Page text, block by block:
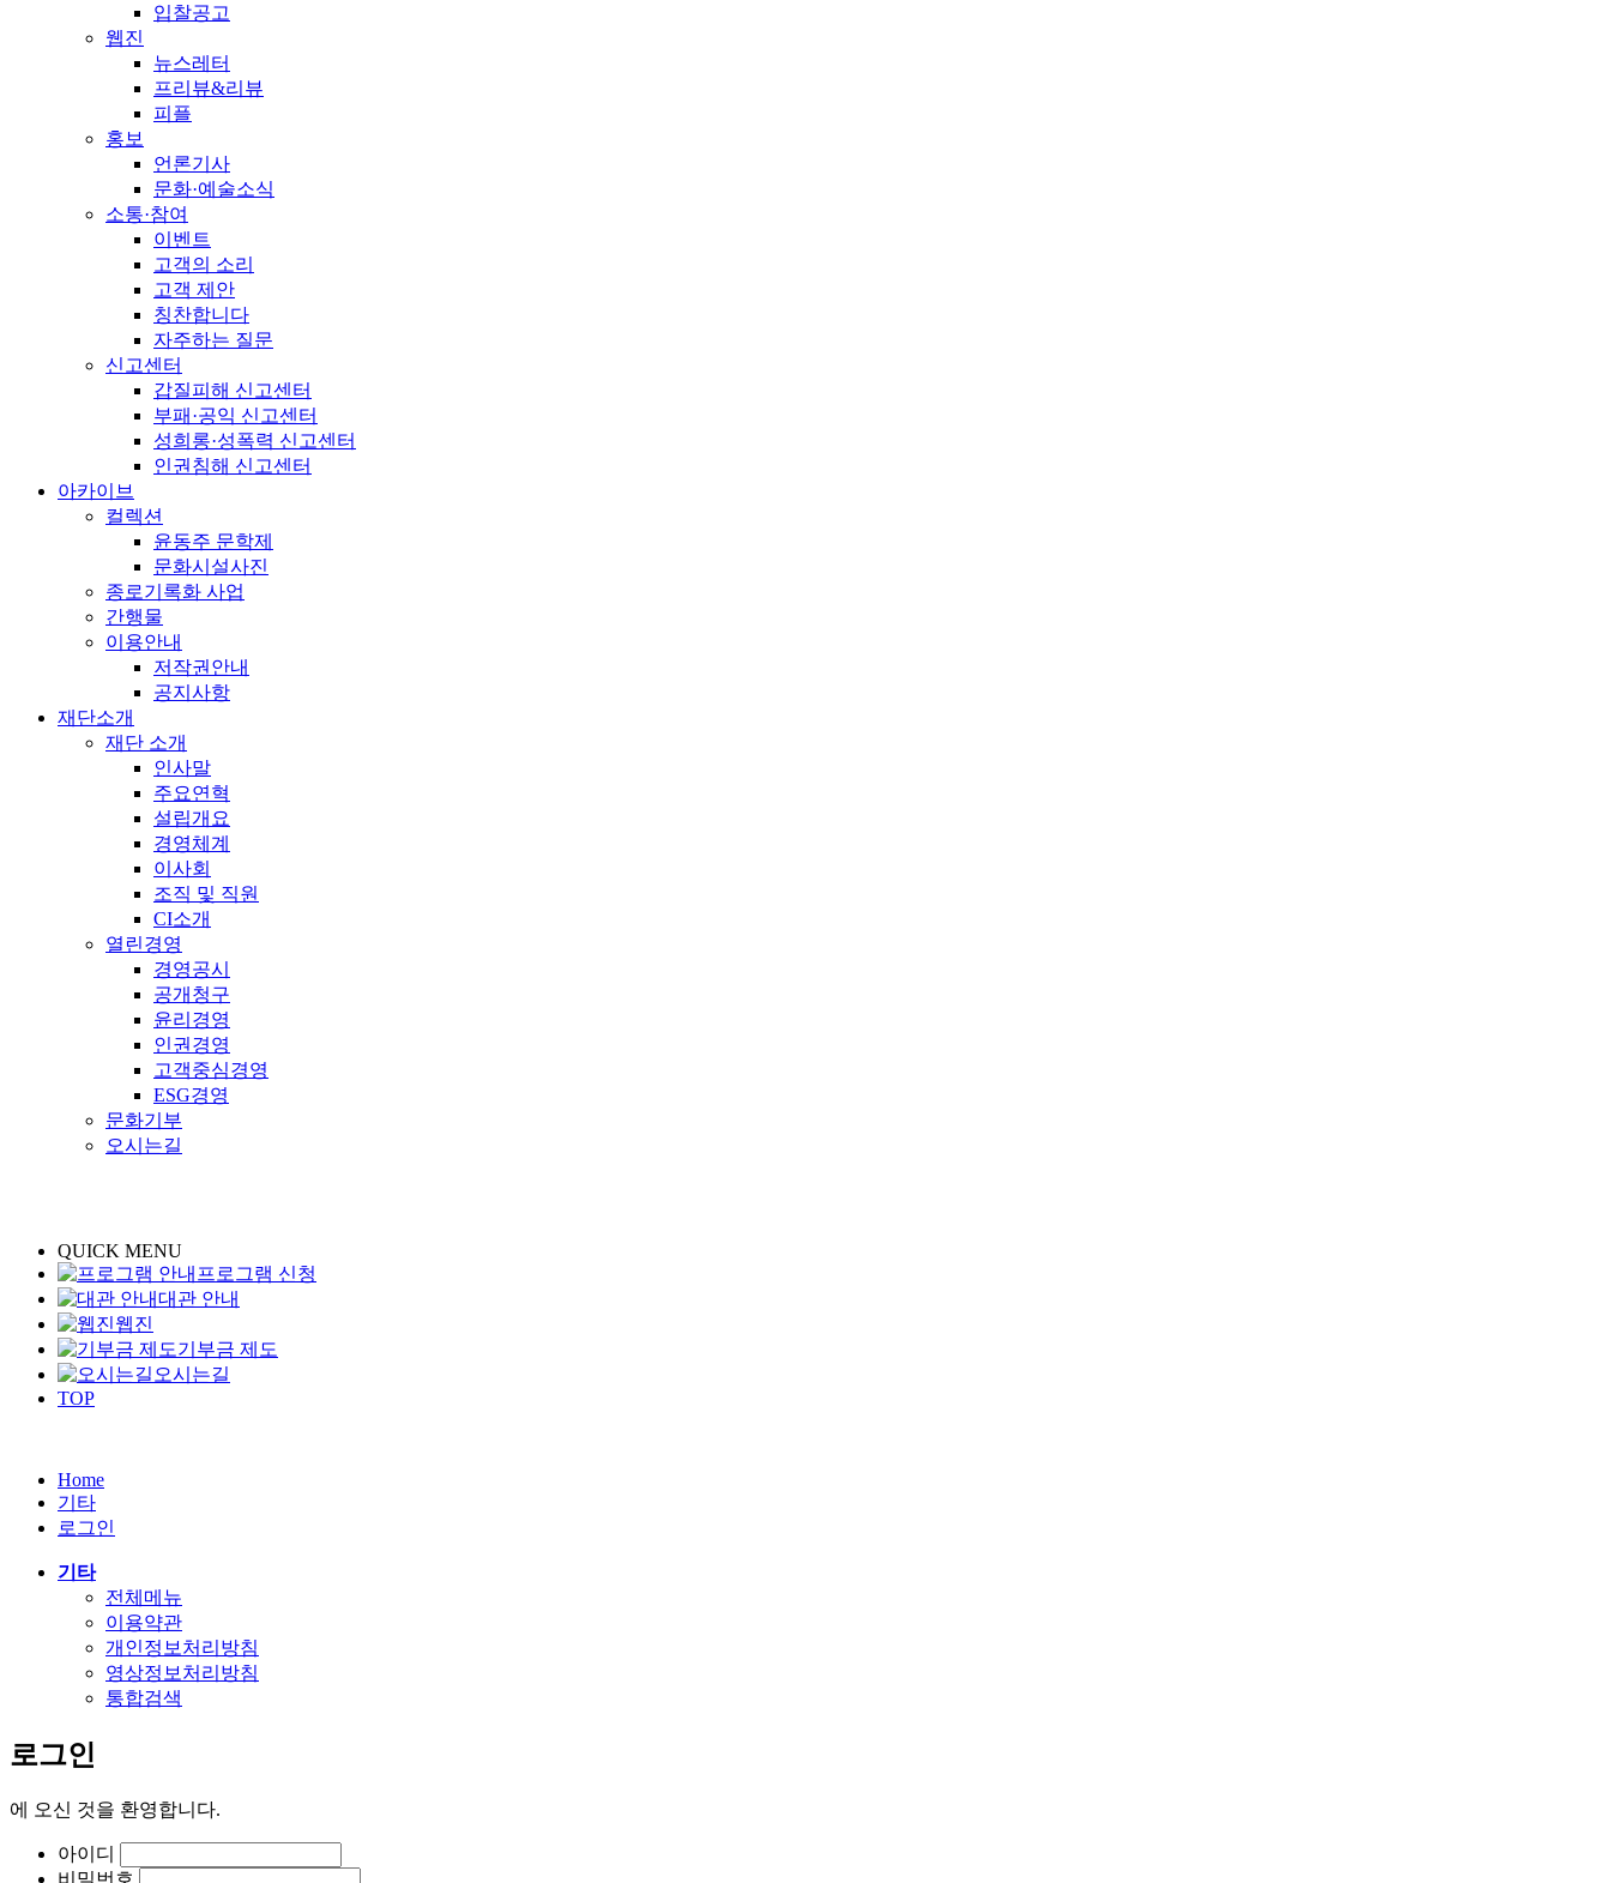
입찰공고
웹진
뉴스레터
프리뷰&리뷰
피플
홍보
언론기사
문화·예술소식
소통·참여
이벤트
고객의 소리
고객 제안
칭찬합니다
자주하는 질문
신고센터
갑질피해 신고센터
부패·공익 신고센터
성희롱·성폭력 신고센터
인권침해 신고센터
아카이브
컬렉션
윤동주 문학제
문화시설사진
종로기록화 사업
간행물
이용안내
저작권안내
공지사항
재단소개
재단 소개
인사말
주요연혁
설립개요
경영체계
이사회
조직 및 직원
CI소개
열린경영
경영공시
공개청구
윤리경영
인권경영
고객중심경영
ESG경영
문화기부
오시는길
QUICK MENU
프로그램 신청
대관 안내
웹진
기부금 제도
오시는길
TOP
Home
기타
로그인
기타
전체메뉴
이용약관
개인정보처리방침
영상정보처리방침
통합검색
로그인
에 오신 것을 환영합니다.
아이디
비밀번호